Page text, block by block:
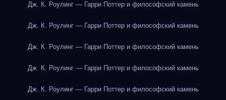
Дж. К. Роулинг — Гарри Поттер и философский камень
Дж. К. Роулинг — Гарри Поттер и философский камень
Дж. К. Роулинг — Гарри Поттер и философский камень
Дж. К. Роулинг — Гарри Поттер и философский камень
Дж. К. Роулинг — Гарри Поттер и философский камень